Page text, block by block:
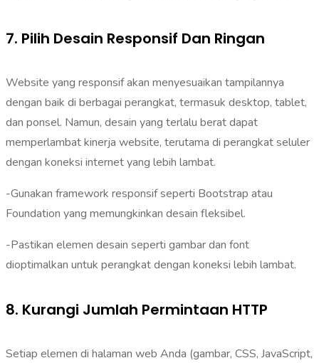
7. Pilih Desain Responsif Dan Ringan
Website yang responsif akan menyesuaikan tampilannya
dengan baik di berbagai perangkat, termasuk desktop, tablet,
dan ponsel. Namun, desain yang terlalu berat dapat
memperlambat kinerja website, terutama di perangkat seluler
dengan koneksi internet yang lebih lambat.
-Gunakan framework responsif seperti Bootstrap atau
Foundation yang memungkinkan desain fleksibel.
-Pastikan elemen desain seperti gambar dan font
dioptimalkan untuk perangkat dengan koneksi lebih lambat.
8. Kurangi Jumlah Permintaan HTTP
Setiap elemen di halaman web Anda (gambar, CSS, JavaScript,